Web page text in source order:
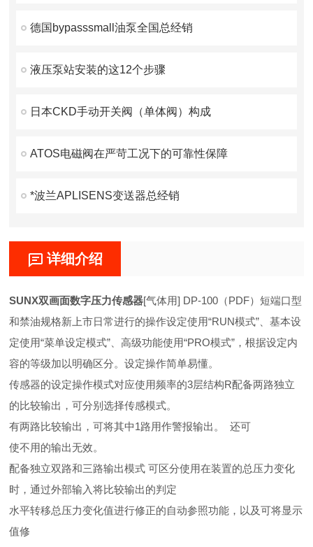
德国bypasssmall油泵全国总经销
液压泵站安装的这12个步骤
日本CKD手动开关阀（单体阀）构成
ATOS电磁阀在严苛工况下的可靠性保障
*波兰APLISENS变送器总经销
详细介绍
SUNX双画面数字压力传感器[气体用] DP-100（PDF）短端口型
和禁油规格新上市日常进行的操作设定使用“RUN模式”、基本设
定使用“菜单设定模式”、高级功能使用“PRO模式”，根据设定内
容的等级加以明确区分。设定操作简单易懂。
传感器的设定操作模式对应使用频率的3层结构R配备两路独立
的比较输出，可分别选择传感模式。
有两路比较输出，可将其中1路用作警报输出。 还可
使不用的输出无效。
配备独立双路和三路输出模式 可区分使用在装置的总压力变化
时，通过外部输入将比较输出的判定
水平转移总压力变化值进行修正的自动参照功能，以及可将显示
值修